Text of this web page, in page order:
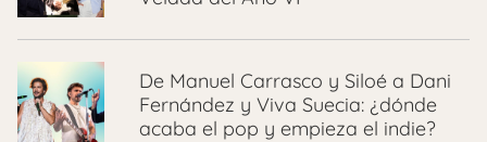
De Manuel Carrasco y Siloé a Dani
Fernández y Viva Suecia: ¿dónde
acaba el pop y empieza el indie?